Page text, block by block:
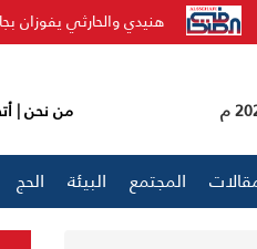
البرازيل تكسر
من نحن|
المجتمع البيئة الحج